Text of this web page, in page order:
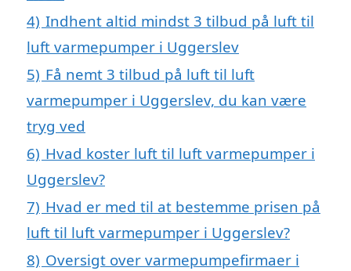
4) Indhent altid mindst 3 tilbud på luft til
luft varmepumper i Uggerslev
5) Få nemt 3 tilbud på luft til luft
varmepumper i Uggerslev, du kan være
tryg ved
6) Hvad koster luft til luft varmepumper i
Uggerslev?
7) Hvad er med til at bestemme prisen på
luft til luft varmepumper i Uggerslev?
8) Oversigt over varmepumpefirmaer i